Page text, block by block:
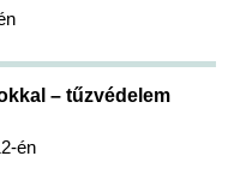
– tűzvédelem
én